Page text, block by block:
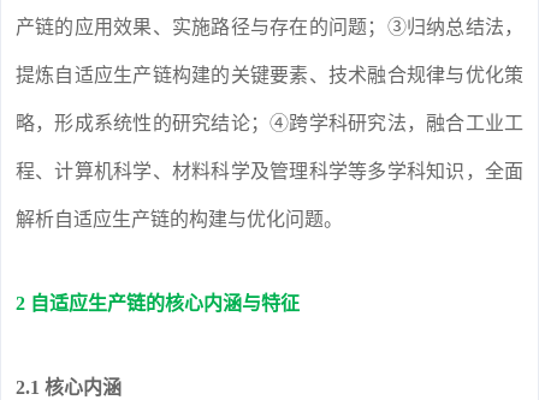
产链的应用效果、实施路径与存在的问题；③归纳总结法，
提炼自适应生产链构建的关键要素、技术融合规律与优化策
略，形成系统性的研究结论；④跨学科研究法，融合工业工
程、计算机科学、材料科学及管理科学等多学科知识，全面
解析自适应生产链的构建与优化问题。
2 自适应生产链的核心内涵与特征
2.1 核心内涵